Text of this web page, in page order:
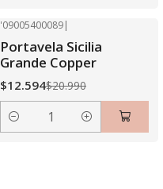
'09005400089|
Portavela Sicilia
Grande Copper
$12.594$20.990
Cantidad